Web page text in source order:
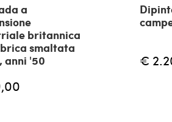
a
britannica
smaltata
anni '50
€